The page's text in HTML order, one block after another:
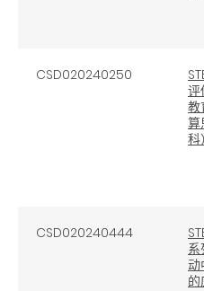
CSD020240250
评
教
算
科
CSD020240444
系
动
的